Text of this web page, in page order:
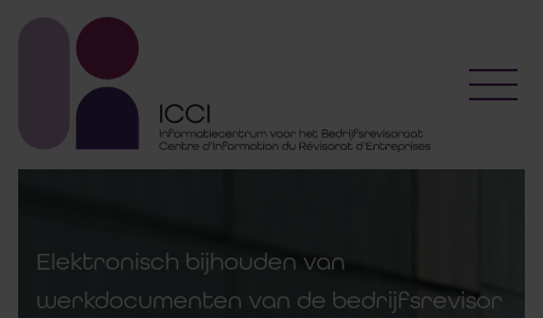
Elektronisch bijhouden van
werkdocumenten van de bedrijfsrevisor